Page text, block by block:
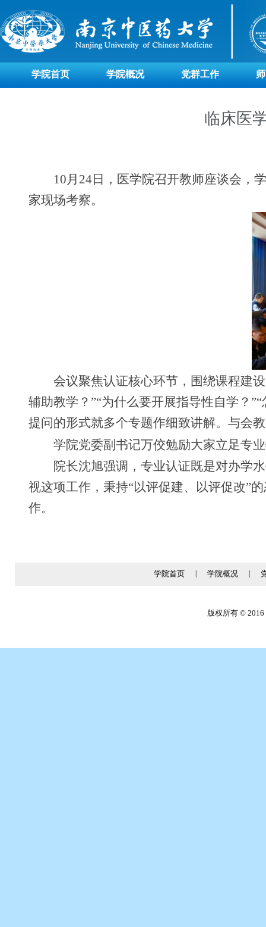
学院首页 学院概况 党群工作
临床医
10月 24日，医学院召开教师座谈会，
家现场考察。
会议聚焦认证核心环节，围绕课程建
辅助教学？”“为什么要开展指导性自学？
提问的形式就多个专题作细致讲解。与会
学院党委副书记万佼勉励大家立足专
院长沈旭强调，专业认证既是对办学
视这项工作，秉持“以评促建、以评促改”
作。
学院首页 学院概况
版权所有 © 2016